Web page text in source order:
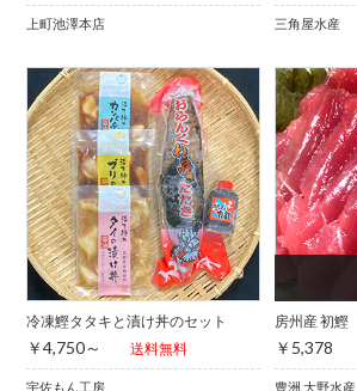
上町池澤本店 三角屋水産
冷凍鰹タタキと漬け丼のセット
￥4,750～ 送料無料
宇佐もん工房
房州産 初鰹
￥5,378
豊洲 大野水産